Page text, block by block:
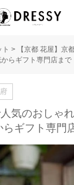
>
【京都 花屋】京
らギフト専門店まで
気のおしゃ
ギフト専門